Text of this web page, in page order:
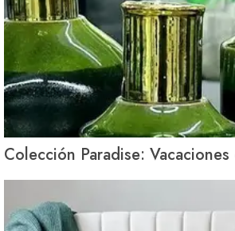
Colección Paradise: